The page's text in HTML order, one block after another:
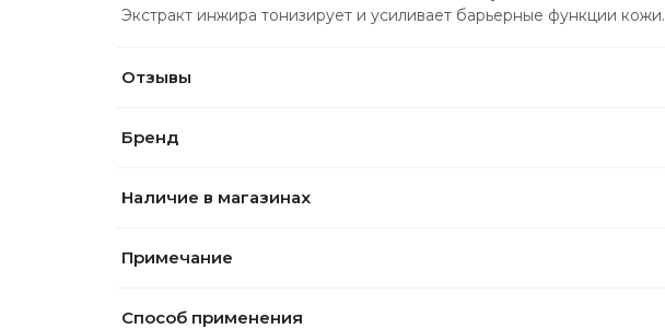
Экстракт инжира тонизирует и усиливает барьерные функции кожи.
Отзывы
Бренд
Наличие в магазинах
Примечание
Способ применения